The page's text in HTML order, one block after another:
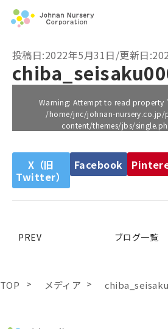
投稿日:2022年5月31日/更新日
Warning: Attempt to read property
/home/jnc/johnan-
content/themes/jbs/
X（旧
Twitter）
Facebook
PREV ブログ一覧
TOP メディア